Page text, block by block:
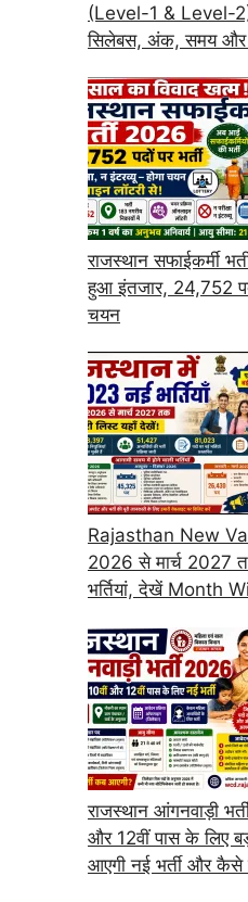
(Level-1 & Level-2):
सिलेबस, अंक, समय और
राजस्थान सफाईकर्मी
हुआ इंतजार, 24,752 पदों
चयन
Rajasthan New
2026 से मार्च 2027
भर्तियां, देखें Month
राजस्थान आंगनवाड़ी
और 12वीं पास के लिए
आएगी नई भर्ती और कैसे